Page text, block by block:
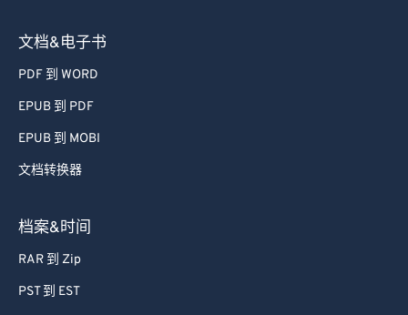
文档&电子书
PDF 到 WORD
EPUB 到 PDF
EPUB 到 MOBI
文档转换器
档案&时间
RAR 到 Zip
PST 到 EST